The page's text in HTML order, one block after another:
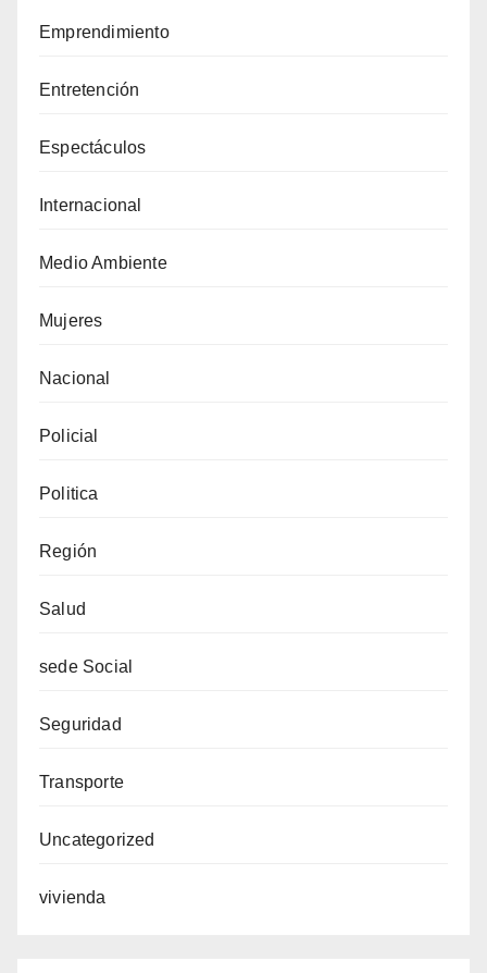
Emprendimiento
Entretención
Espectáculos
Internacional
Medio Ambiente
Mujeres
Nacional
Policial
Politica
Región
Salud
sede Social
Seguridad
Transporte
Uncategorized
vivienda